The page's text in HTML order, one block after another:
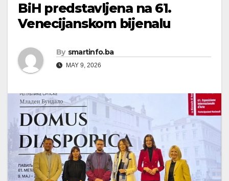
BiH predstavljena na 61.
Venecijanskom bijenalu
By smartinfo.ba
MAY 9, 2026